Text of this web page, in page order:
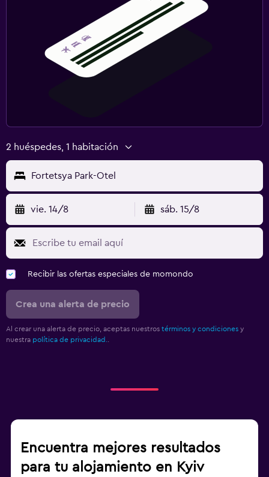
2 huéspedes, 1 habitación
Fortetsya Park-Otel
vie. 14/8 sáb. 15/8
Recibir las ofertas especiales de momondo
Crea una alerta de precio
Al crear una alerta de precio, aceptas nuestros términos y condiciones y
nuestra política de privacidad.
Encuentra mejores resultados
para tu alojamiento en Kyiv